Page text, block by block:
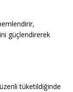
güçlendirerek
tüketildiğinde